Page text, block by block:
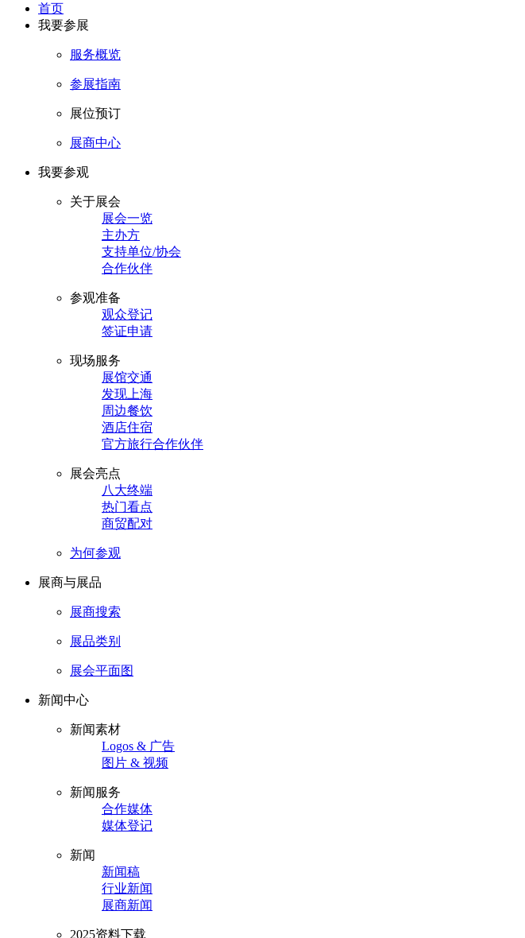
首页
我要参展
服务概览
参展指南
展位预订
展商中心
我要参观
关于展会
展会一览
主办方
支持单位/协会
合作伙伴
参观准备
观众登记
签证申请
现场服务
展馆交通
发现上海
周边餐饮
酒店住宿
官方旅行合作伙伴
展会亮点
八大终端
热门看点
商贸配对
为何参观
展商与展品
展商搜索
展品类别
展会平面图
新闻中心
新闻素材
Logos & 广告
图片 & 视频
新闻服务
合作媒体
媒体登记
新闻
新闻稿
行业新闻
展商新闻
2025资料下载